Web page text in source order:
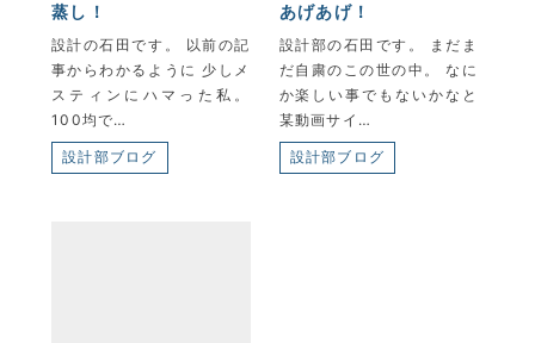
蒸し！
設計の石田です。 以前の記
事からわかるように 少しメ
スティンにハマった私。
100均で…
設計部ブログ
あげあげ！
設計部の石田です。 まだま
だ自粛のこの世の中。 なに
か楽しい事でもないかなと
某動画サイ…
設計部ブログ